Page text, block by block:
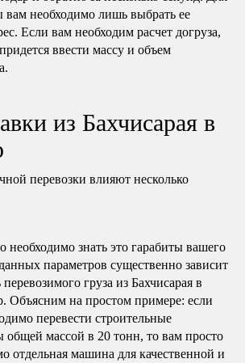
необходимо лишь выбрать ее
Если вам необходим расчет догруза,
ввести массу и объем
из Бахчисарая в
перевозки влияют несколько
необходимо знать это гарабиты вашего
параметров существенно зависит
груза из Бахчисарая в
Объясним на простом примере: если
перевести строительные
общей массой в 20 тонн, то вам просто
отдельная машина для качественной и